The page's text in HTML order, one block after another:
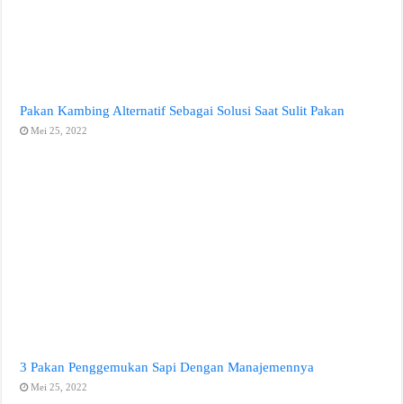
Pakan Kambing Alternatif Sebagai Solusi Saat Sulit Pakan
Mei 25, 2022
3 Pakan Penggemukan Sapi Dengan Manajemennya
Mei 25, 2022